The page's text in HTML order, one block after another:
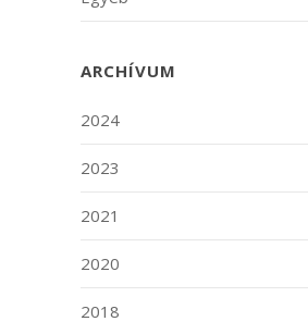
ARCHÍVUM
2024
2023
2021
2020
2018